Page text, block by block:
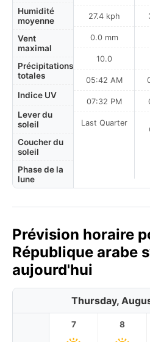
Humidité
moyenne
Vent
maximal
Précipitations
totales
Indice UV
Lever du
soleil
Coucher du
soleil
Phase de la
lune
27.4 kph
0.0 mm
10.0
05:42 AM
07:32 PM
Last Quarter
Prévision horaire
République
aujourd'hui
Thursday,
7 8